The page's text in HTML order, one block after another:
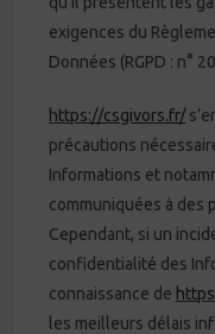
exigences du
Données (RGPD : n°
https://csgivors.fr/
précautions
Informations et
communiquées à des
Cependant, si un
confidentialité des
connaissance de
les meilleurs délais